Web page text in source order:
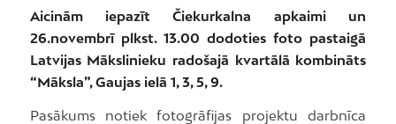
Aicinām iepazīt Čiekurkalna apkaimi un
26.novembrī plkst. 13.00 dodoties foto pastaigā
Latvijas Mākslinieku radošajā kvartālā kombināts
“Māksla”, Gaujas ielā 1, 3, 5, 9.
Pasākums notiek fotogrāfijas projektu darbnīca